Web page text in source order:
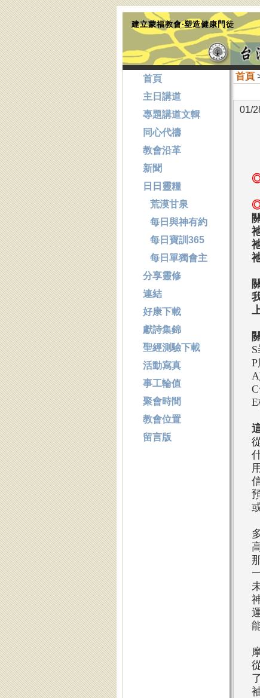
建立蒙福教會‧塑造健康門徒
首頁
01/
首頁
主日講道
專題講道文輯
同心代禱
教會沿革
新聞
日日靈糧
荒漠甘泉
每日與神有約
每日寶訓365
每日單獨會主
分享靈修
連結
好康下載
獻詩集錦
聖經測驗下載
活動寫真
事工輪值
聚會時間
教會位置
留言版